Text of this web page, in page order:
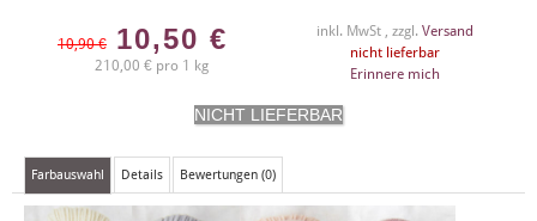
10,90 € 10,50 €
210,00 € pro 1 kg
inkl. MwSt , zzgl. Versand
nicht lieferbar
Erinnere mich
Farbauswahl Details Bewertungen (0)